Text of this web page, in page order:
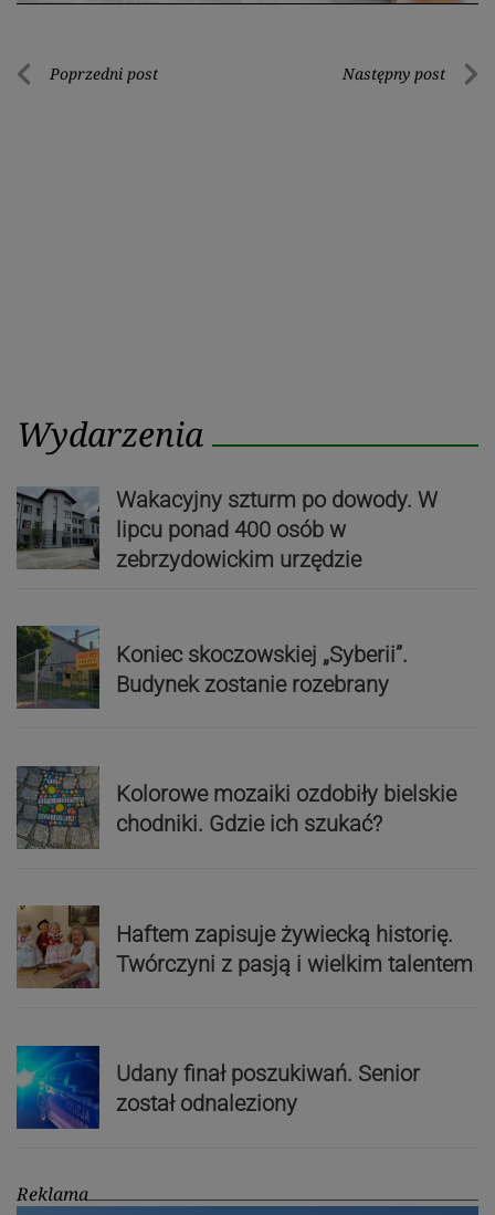
Nawigacja
Poprzedni post Następny post
Wydarzenia
Wakacyjny szturm po dowody. W
lipcu ponad 400 osób w
zebrzydowickim urzędzie
Koniec skoczowskiej „Syberii”.
Budynek zostanie rozebrany
Kolorowe mozaiki ozdobiły bielskie
chodniki. Gdzie ich szukać?
Haftem zapisuje żywiecką historię.
Twórczyni z pasją i wielkim talentem
Udany finał poszukiwań. Senior
został odnaleziony
Reklama